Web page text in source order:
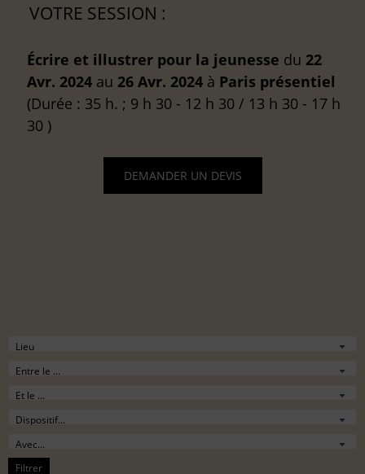
VOTRE SESSION :
Écrire et illustrer pour la jeunesse du 22
Avr. 2024 au 26 Avr. 2024 à Paris présentiel
(Durée : 35 h. ; 9 h 30 - 12 h 30 / 13 h 30 - 17 h
30 )
DEMANDER UN DEVIS
Filtrer